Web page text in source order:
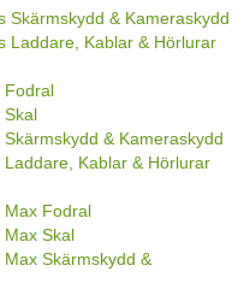
Skärmskydd & Kameraskydd
Laddare, Kablar & Hörlurar
Fodral
Skal
& Kameraskydd
Laddare, Kablar & Hörlurar
Max Fodral
Max Skal
Skärmskydd &